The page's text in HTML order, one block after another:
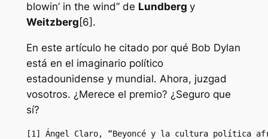
blowin’ in the wind” de Lundberg y
Weitzberg [6].
En este artículo he citado por qué Bob Dylan
está en el imaginario político
estadounidense y mundial. Ahora, juzgad
vosotros. ¿Merece el premio? ¿Seguro que
sí?
[1] Ángel Claro, “Beyoncé y la cultura política